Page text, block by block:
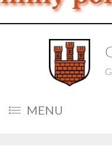
MENU